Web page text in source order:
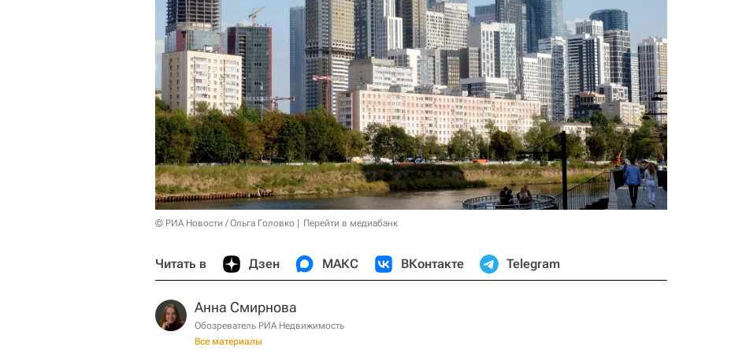
© РИА Новости / Ольга Головко Перейти в медиабанк
Читать в Дзен МАКС ВКонтакте Telegram
Анна Смирнова
Обозреватель РИА Недвижимость
Все материалы